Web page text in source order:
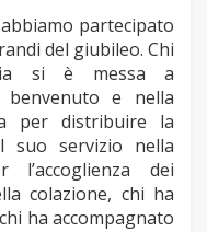
partecipato
del giubileo. Chi
si è messa a
benvenuto e nella
per distribuire la
suo servizio nella
l’accoglienza dei
colazione, chi ha
ha accompagnato